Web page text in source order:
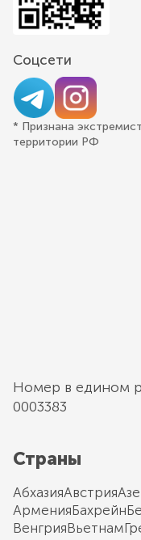
Соцсети
* Признана
территории РФ
Номер в едином
0003383
Страны
АбхазияАвстрия
АрменияБахрейн
ВенгрияВьетнам